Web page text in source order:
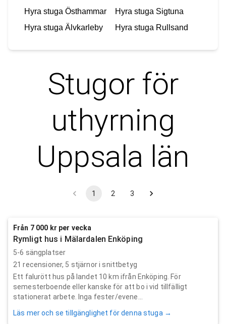
Hyra stuga Östhammar Hyra stuga Sigtuna
Hyra stuga Älvkarleby Hyra stuga Rullsand
Stugor för
uthyrning
Uppsala län
1 2 3
Från 7 000 kr per vecka
Rymligt hus i Mälardalen Enköping
5-6 sängplatser
21 recensioner, 5 stjärnor i snittbetyg
Ett falurött hus på landet 10 km ifrån Enköping. För
semesterboende eller kanske för att bo i vid tillfälligt
stationerat arbete. Inga fester/evene...
Läs mer och se tillgänglighet för denna stuga →